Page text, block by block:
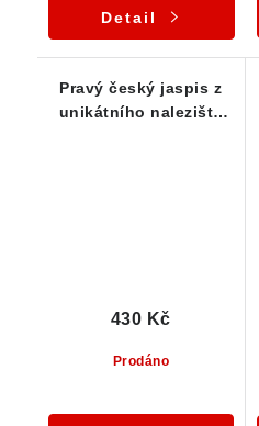
Detail
Pravý český jaspis z
unikátního naleziště
Prodáno
430 Kč